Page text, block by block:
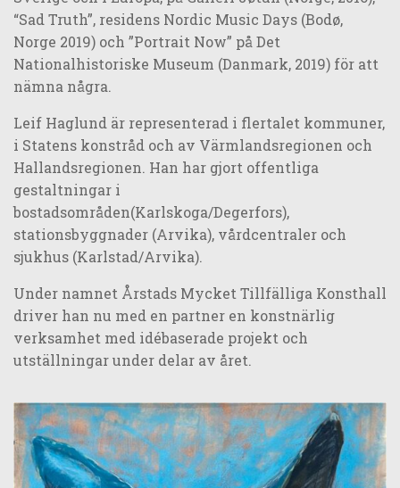
“Sad Truth”, residens Nordic Music Days (Bodø,
Norge 2019) och ”Portrait Now” på Det
Nationalhistoriske Museum (Danmark, 2019) för att
nämna några.
Leif Haglund är representerad i flertalet kommuner,
i Statens konstråd och av Värmlandsregionen och
Hallandsregionen. Han har gjort offentliga
gestaltningar i
bostadsområden(Karlskoga/Degerfors),
stationsbyggnader (Arvika), vårdcentraler och
sjukhus (Karlstad/Arvika).
Under namnet Årstads Mycket Tillfälliga Konsthall
driver han nu med en partner en konstnärlig
verksamhet med idébaserade projekt och
utställningar under delar av året.